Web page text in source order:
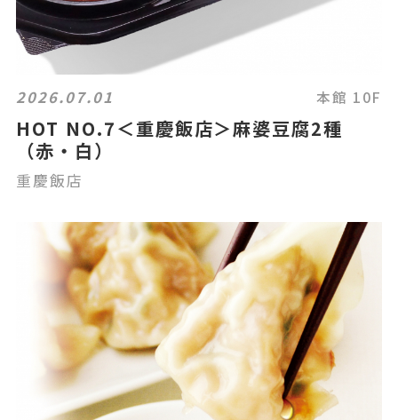
2026.07.01 本館 10F
HOT NO.7＜重慶飯店＞麻婆豆腐2種
（赤・白）
重慶飯店